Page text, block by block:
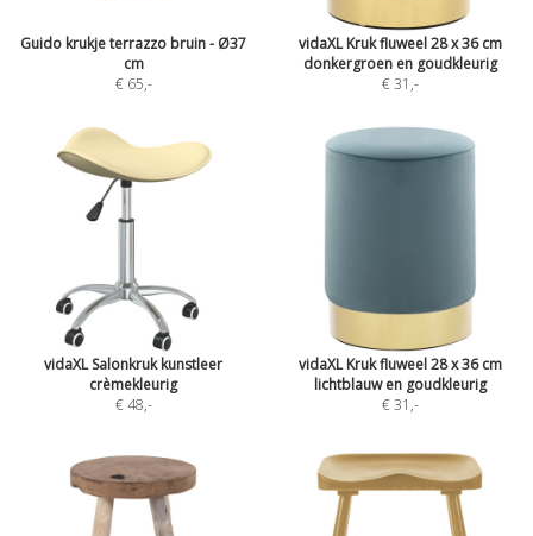
Guido krukje terrazzo bruin - Ø37
cm
€ 65,-
vidaXL Kruk fluweel 28 x 36 cm
donkergroen en goudkleurig
€ 31 ,-
vidaXL Salonkruk kunstleer
crèmekleurig
€ 48,-
vidaXL Kruk fluweel 28 x 36 cm
lichtblauw en goudkleurig
€ 31 ,-